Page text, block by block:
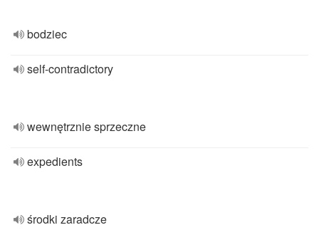
bodziec
self-contradictory
wewnętrznie sprzeczne
expedients
środki zaradcze